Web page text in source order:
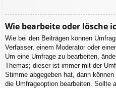
Wie bearbeite oder lösche
Wie bei den Beiträgen können
Verfasser, einem Moderator oder
Um eine Umfrage zu bearbeiten,
Themas; dieser ist immer mit der
Stimme abgegeben hat, dann
die Umfrageoption bearbeiten. Sollte